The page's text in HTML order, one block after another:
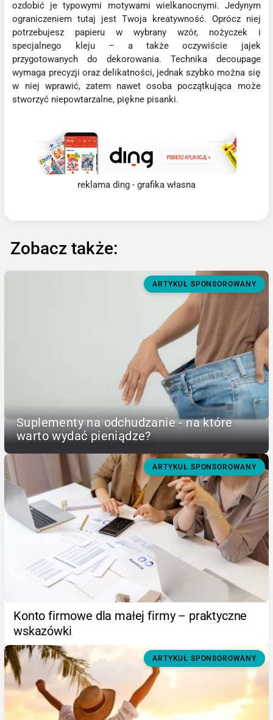
ozdobić je typowymi motywami wielkanocnymi. Jedynym
ograniczeniem tutaj jest Twoja kreatywność. Oprócz niej
potrzebujesz papieru w wybrany wzór, nożyczek i
specjalnego kleju – a także oczywiście jajek
przygotowanych do dekorowania. Technika decoupage
wymaga precyzji oraz delikatności, jednak szybko można się
w niej wprawić, zatem nawet osoba początkująca może
stworzyć niepowtarzalne, piękne pisanki.
reklama ding - grafika własna
Zobacz także:
ARTYKUŁ SPONSOROWANY
Suplementy na odchudzanie - na które
warto wydać pieniądze?
ARTYKUŁ SPONSOROWANY
Konto firmowe dla małej firmy – praktyczne
wskazówki
ARTYKUŁ SPONSOROWANY